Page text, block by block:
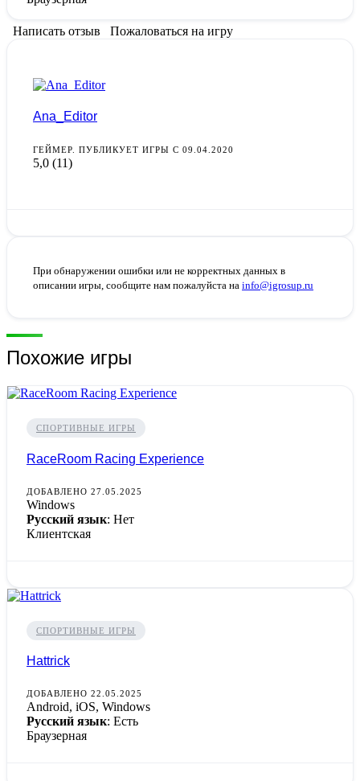
Написать отзыв Пожаловаться на игру
Ana_Editor
ГЕЙМЕР. ПУБЛИКУЕТ ИГРЫ С 09.04.2020
5,0 (11)
При обнаружении ошибки или не корректных данных в
описании игры, сообщите нам пожалуйста на info@igrosup.ru
Похожие игры
СПОРТИВНЫЕ ИГРЫ
RaceRoom Racing Experience
ДОБАВЛЕНО 27.05.2025
Windows
Русский язык: Нет
Клиентская
СПОРТИВНЫЕ ИГРЫ
Hattrick
ДОБАВЛЕНО 22.05.2025
Android, iOS, Windows
Русский язык: Есть
Браузерная